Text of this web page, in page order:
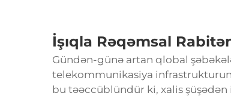
İşıqla Rəqəmsal
Gündən-günə artan qlobal
telekommunikasiya
bu təəccüblündür ki, xalis şüşədən